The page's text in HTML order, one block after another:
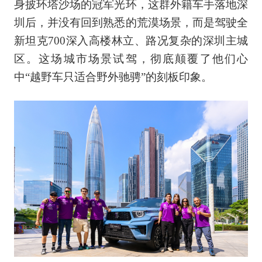
身披环塔沙场的冠军光环，这群外籍车手落地深
圳后，并没有回到熟悉的荒漠场景，而是驾驶全
新坦克700深入高楼林立、路况复杂的深圳主城
区。这场城市场景试驾，彻底颠覆了他们心
中“越野车只适合野外驰骋”的刻板印象。